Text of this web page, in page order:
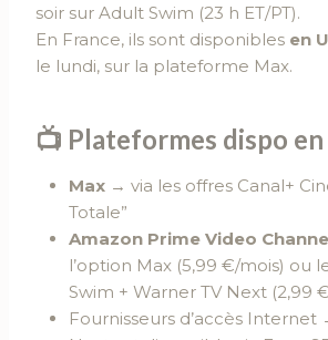
soir sur Adult Swim (23 h ET/PT).
En France, ils sont disponibles en
le lundi, sur la plateforme Max.
📺 Plateformes dispo en
Max → via les offres Canal+
Totale”
Amazon Prime Video
l’option Max (5,99 €/mois) ou
Swim + Warner TV Next (2,99
Fournisseurs d’accès Internet